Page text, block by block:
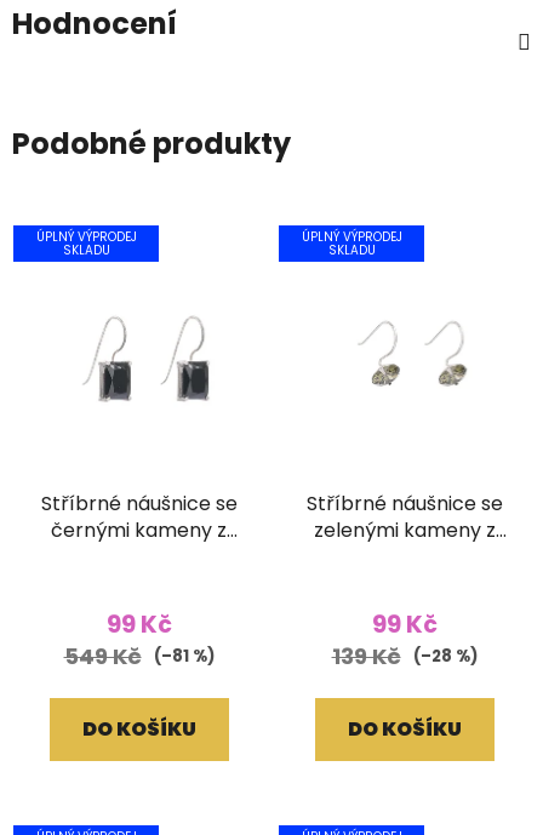
Hodnocení
Podobné produkty
ÚPLNÝ VÝPRODEJ
SKLADU
Stříbrné náušnice se
černými kameny z
99 Kč
549 Kč (–81 %)
DO KOŠÍKU
ÚPLNÝ VÝPRODEJ
SKLADU
Stříbrné náušnice se
zelenými kameny z
99 Kč
139 Kč (–28 %)
DO KOŠÍKU